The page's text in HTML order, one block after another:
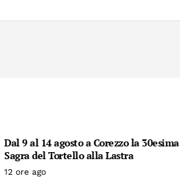
Dal 9 al 14 agosto a Corezzo la 30esima
Sagra del Tortello alla Lastra
12 ore ago